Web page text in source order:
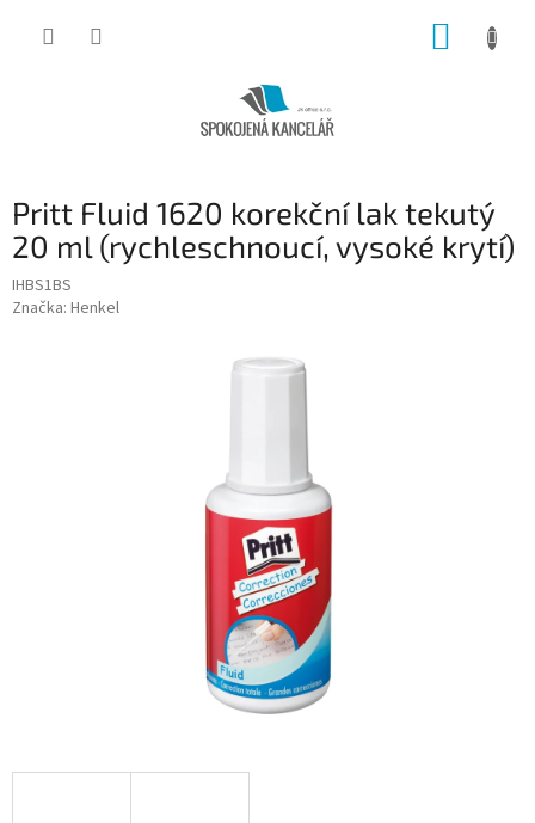
Pritt Fluid 1620 korekční lak tekutý
20 ml (rychleschnoucí, vysoké krytí)
IHBS1BS
Značka: Henkel